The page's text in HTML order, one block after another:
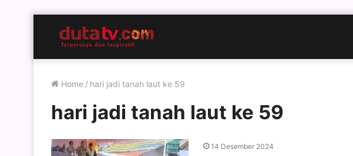
Home / hari jadi tanah laut ke 59
hari jadi tanah laut ke 59
14 Desember 2024